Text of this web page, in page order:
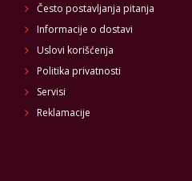
Često postavljanja pitanja
Informacije o dostavi
Uslovi korišćenja
Politika privatnosti
Servisi
Reklamacije